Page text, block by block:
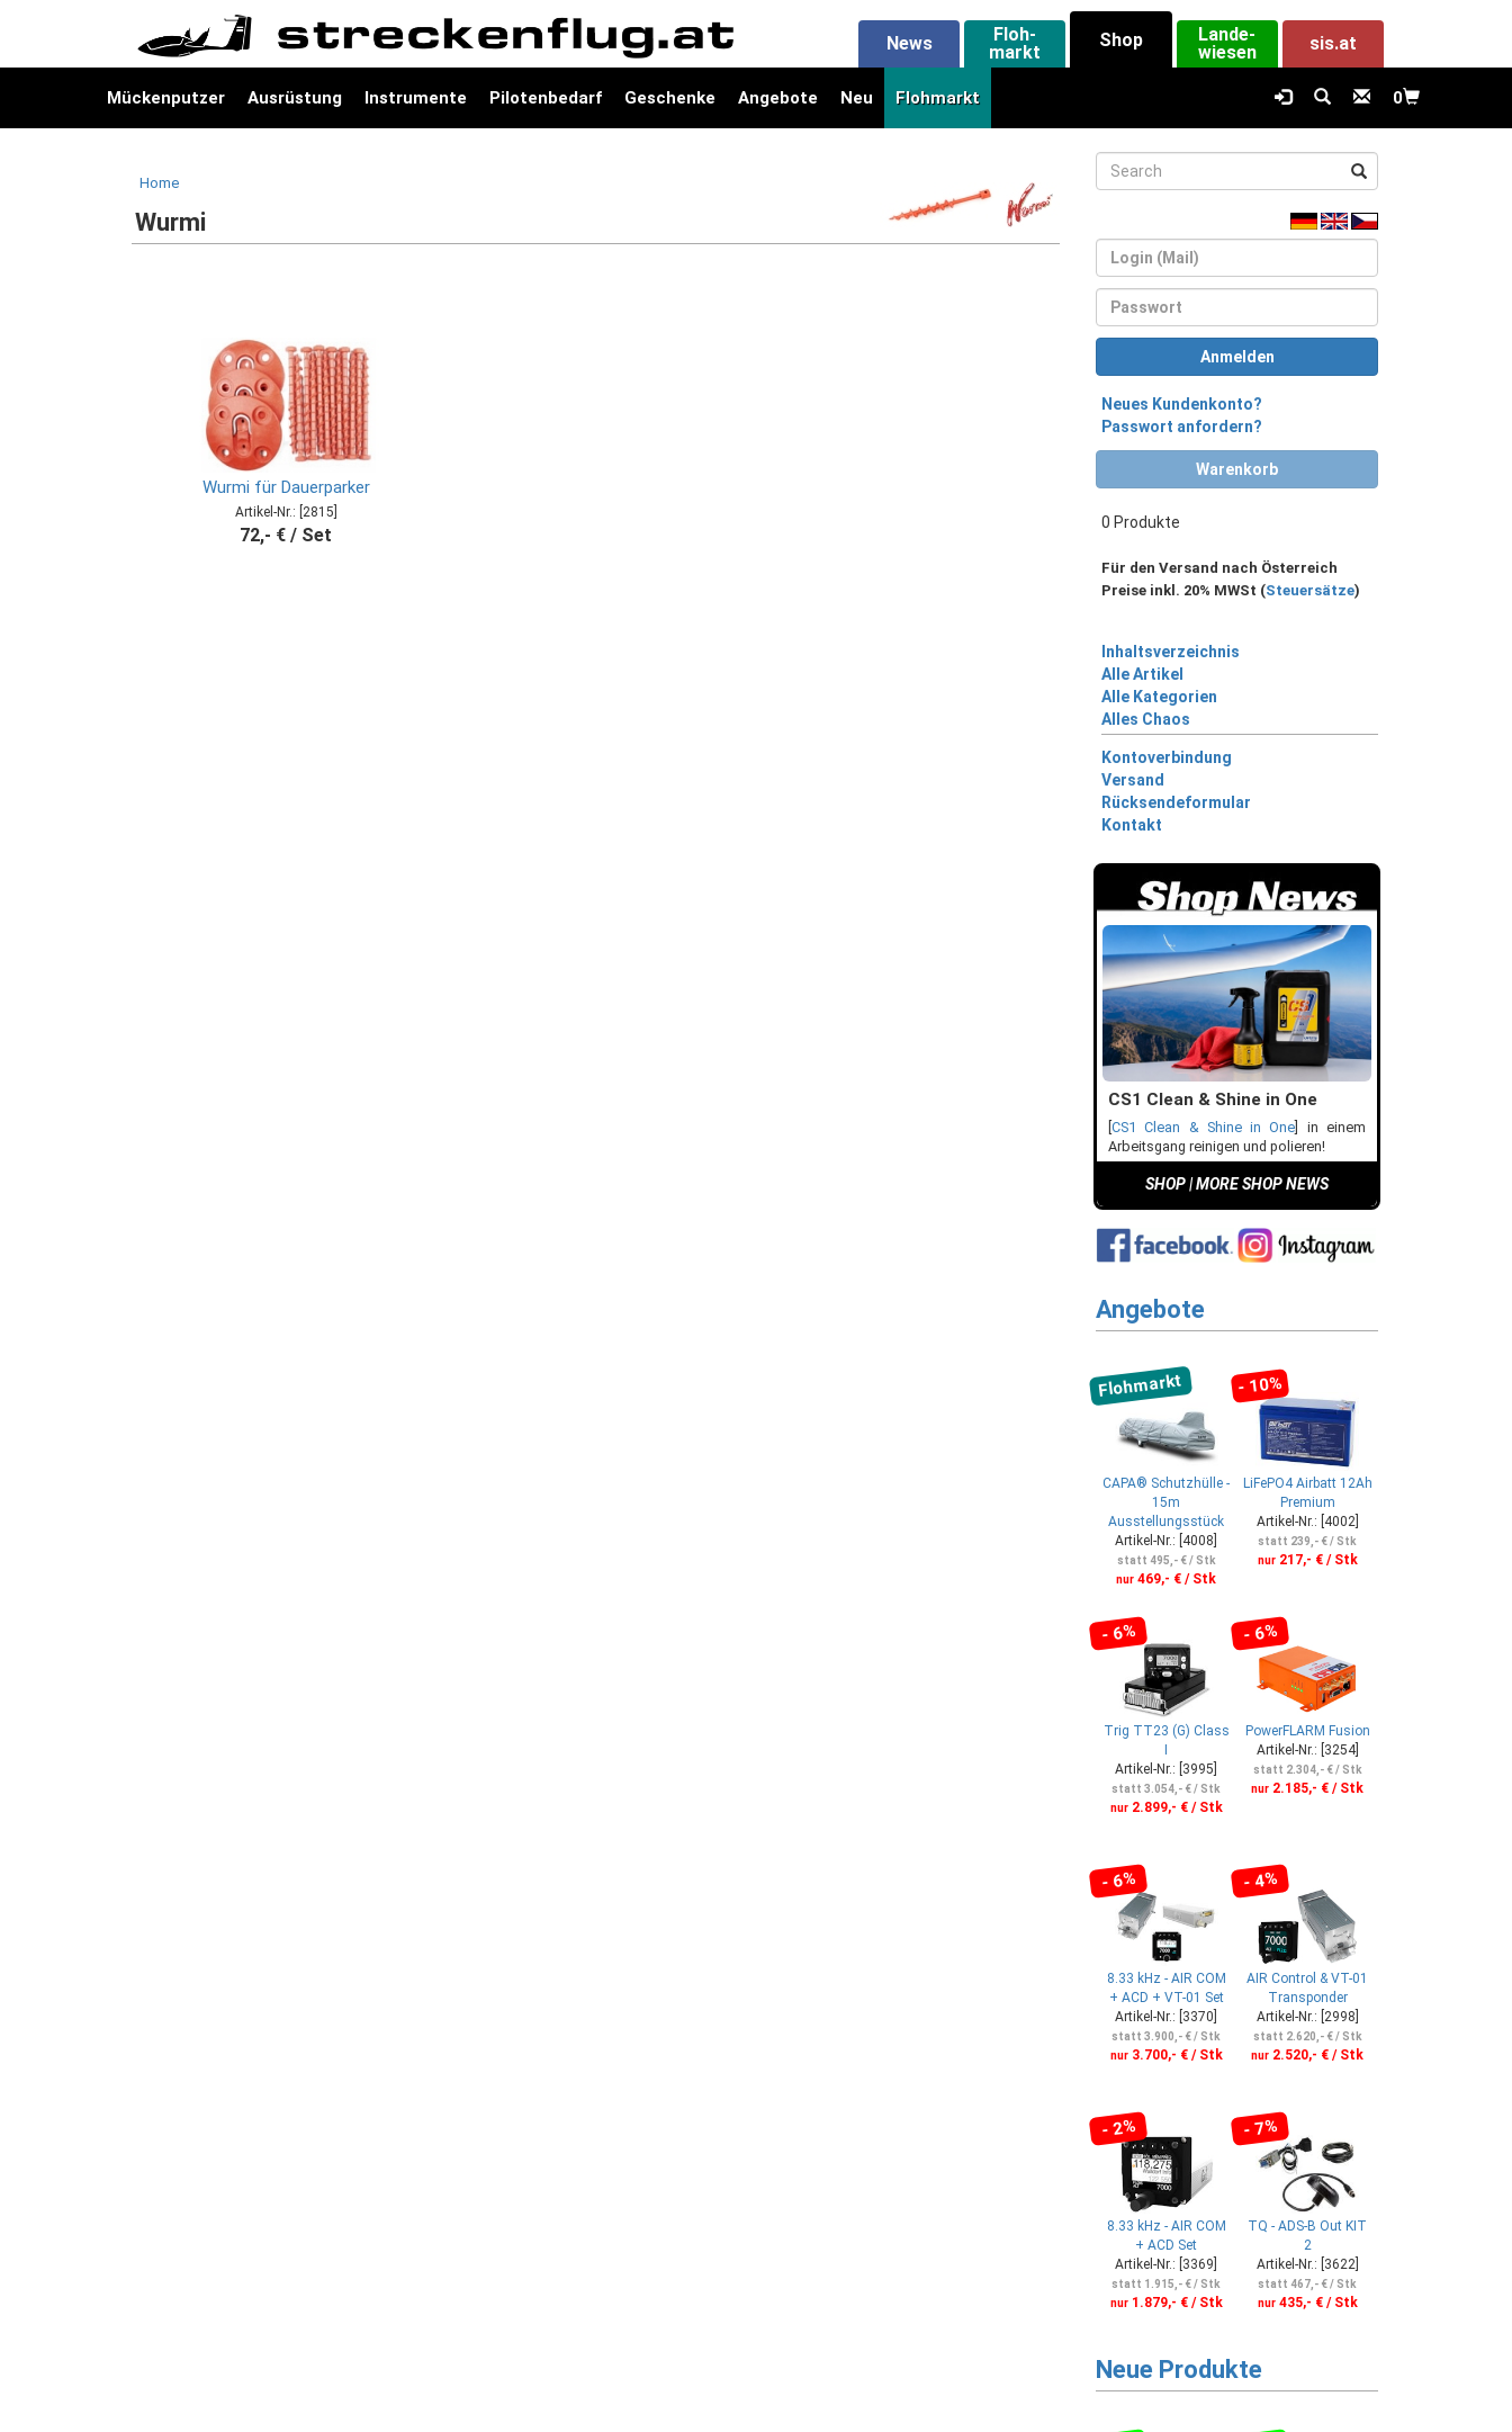
News
Floh-
markt
Shop
Lande-
wiesen
sis.at
Mückenputzer Ausrüstung Instrumente Pilotenbedarf Geschenke Angebote Neu Flohmarkt 0
Home
Wurmi
Wurmi für Dauerparker
Artikel-Nr.: [2815]
72,- € / Set
Login
Passwort
Anmelden
Neues Kundenkonto?
Passwort anfordern?
Warenkorb
0 Produkte
Für den Versand nach Österreich
Preise inkl. 20% MWSt (Steuersätze)
Inhaltsverzeichnis
Alle Artikel
Alle Kategorien
Alles Chaos
Kontoverbindung
Versand
Rücksendeformular
Kontakt
CS1 Clean & Shine in One
CS1 Clean & Shine in One ] in einem
Arbeitsgang reinigen und polieren!
SHOP|MORE SHOP NEWS
Angebote
Flohmarkt
CAPA® Schutzhülle -
15m
Ausstellungsstück
Artikel-Nr.: [4008]
statt 495,- € / Stk
nur 469,- € / Stk
- 10%
LiFePO4 Airbatt 12Ah
Premium
Artikel-Nr.: [4002]
statt 239,- € / Stk
nur217,- € / Stk
- 6%
Trig TT23 (G) Class
I
Artikel-Nr.: [3995]
statt 3.054,- € / Stk
nur2.899,- € / Stk
- 6%
PowerFLARM Fusion
Artikel-Nr.: [3254]
statt 2.304,- € / Stk
nur 2.185,- € / Stk
- 6%
8.33 kHz - AIR COM
+ ACD + VT-01 Set
Artikel-Nr.: [3370]
statt 3.900,- € / Stk
nur3.700,- € / Stk
- 4%
AIR Control & VT-01
Transponder
Artikel-Nr.: [2998]
statt 2.620,- € / Stk
nur 2.520,- € / Stk
- 2%
8.33 kHz - AIR COM
+ ACD Set
Artikel-Nr.: [3369]
statt 1.915,- € / Stk
nur1.879,- € / Stk
- 7%
TQ - ADS-B Out KIT
2
Artikel-Nr.: [3622]
statt 467,- € / Stk
nur435,- € / Stk
Neue Produkte